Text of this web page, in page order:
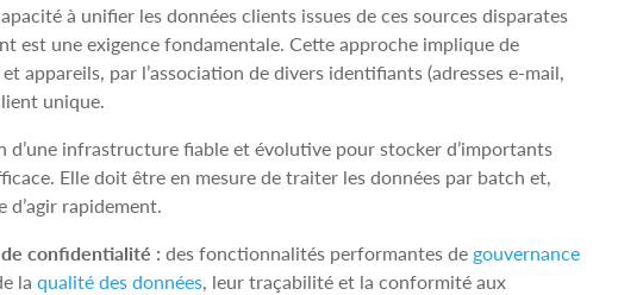
à unifier les données clients issues de ces sources disparates
est une exigence fondamentale. Cette approche implique de
par l’association de divers identifiants (adresses e‑mail,
unique.
d’une infrastructure fiable et évolutive pour stocker d’importants
Elle doit être en mesure de traiter les données par batch et,
rapidement.
confidentialité : des fonctionnalités performantes de gouvernance
la qualité des données, leur traçabilité et la conformité aux